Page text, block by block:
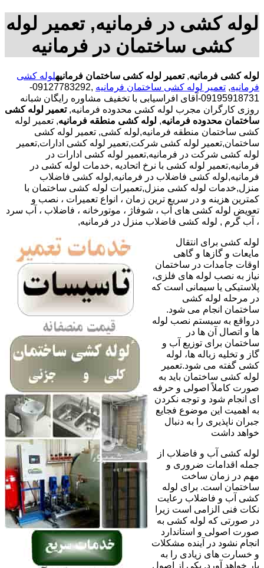
لوله کشی در فرمانیه, تعمیر لوله
کشی ساختمان در فرمانیه
لوله کشی فرمانیه,تعمیر لوله کشی ساختمان فرمانیهلوله کشی
فرمانیه, تعمیر لوله کشی ساختمان فرمانیه
,09127783292-
09195918731-آقای افراسیابی با تخفیف مشاوره رایگان شبانه
روزی کارگران مجرب لوله کشی محدوده فرمانیه,تعمیر لوله کشی
ساختمان محدوده فرمانیه, لوله کشی منطقه فرمانیه, تعمیر لوله
کشی ساختمان منطقه فرمانیه,لوله کشی, تعمیر لوله کشی
ساختمان,تعمیر لوله کشی شرکت,تعمیر لوله کشی ادارات,تعمیر
لوله کشی شرکت در فرمانیه,تعمیر لوله کشی ادارات در
فرمانیه,تعمیر لوله کشی با نرخ اتحادیه ,خدمات لوله کشی در
فرمانیه,لوله کشی فاضلاب در فرمانیه,لوله کشی فاضلاب
منزل,خدمات لوله کشی منزل,تعمیرات لوله کشی ساختمان با
کمترین هزینه و در سریع ترین زمان ، انواع تعمیرات ، نصب و
تعویض لوله کشی های آب ، شوفاژ ، موتورخانه ، فاضلاب ، آب سرد
، آب گرم , لوله کشی فاضلاب منزل در فرمانیه,
لوله کشی برای انتقال
مایعات و گازها و گاهی
اوقات جامدات در ساختمان
نیاز به نصب لوله های فلزی،
پلاستیکی یا سیمانی است که
در مرحله لوله کشی
ساختمان انجام می شود.
درواقع به سیستم نصب لوله
ها و اتصال آن ها در
ساختمان برای توزیع آب و
گاز و تخلیه زباله ها، لوله
کشی گفته می شود.تعمیر
لوله کشی ساختمان باید به
صورت کاملاً اصولی و حرفه
ای انجام شود و توجه نکردن
به اهمیت این موضوع فجایع
جبران ناپذیری را به دنبال
خواهد داشت
لوله کشی آب و فاضلاب از
جمله اقدامات ضروری و
مهم در زمان ساخت
ساختمان است. برای لوله
کشی آب و فاضلاب رعایت
نکات فنی الزامی است زیرا
در صورتی که لوله کشی به
صورت اصولی و استاندارد
انجام نشود در آینده مشکلات
و خسارت های زیادی را به
بار خواهد آورد. یکی از اصول